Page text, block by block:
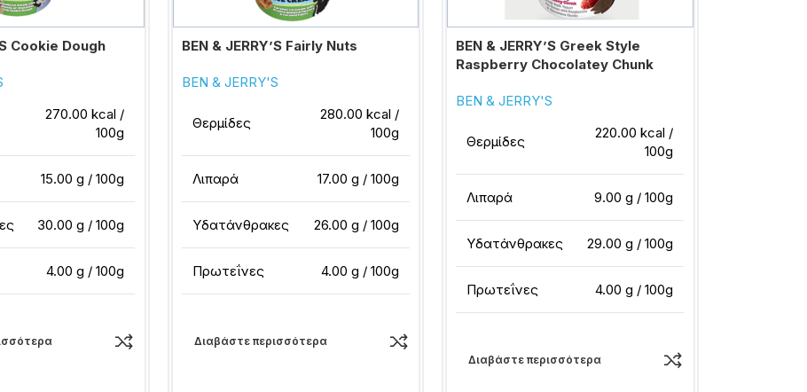
Cookie Dough
270.00 kcal /
100g
15.00 g / 100g
30.00 g / 100g
4.00 g / 100g
BEN & JERRY’S Fairly Nuts
BEN & JERRY'S
Θερμίδες
280.00 kcal /
100g
Λιπαρά 17.00 g / 100g
Υδατάνθρακες 26.00 g / 100g
Πρωτεΐνες 4.00 g / 100g
Διαβάστε περισσότερα
BEN & JERRY’S Greek Style
Raspberry Chocolatey Chunk
BEN & JERRY'S
Θερμίδες
220.00 kcal /
100g
Λιπαρά 9.00 g / 100g
Υδατάνθρακες 29.00 g / 100g
Πρωτεΐνες 4.00 g / 100g
Διαβάστε περισσότερα